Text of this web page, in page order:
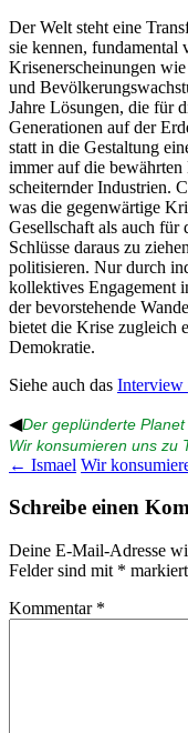
Der Welt steht eine
sie kennen, fundamental
Krisenerscheinungen
und
Jahre Lösungen, die für
Generationen auf der
statt in die Gestaltung
immer auf die
scheiternder Industrien.
was die gegenwärtige
Gesellschaft als auch für
Schlüsse daraus zu
politisieren. Nur durch
kollektives Engagement
der bevorstehende
bietet die Krise zugleich
Demokratie.
Siehe auch das Interview
◀Der geplünderte Planet
Wir konsumieren uns zu
← Ismael Wir
Schreibe einen
Deine E-Mail-Adresse
Felder sind mit * markiert
Kommentar *